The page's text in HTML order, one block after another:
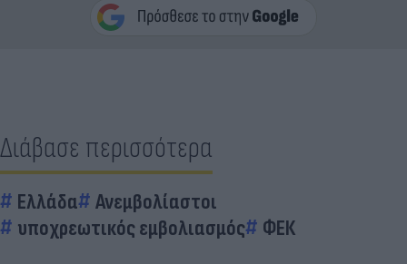
Διάβασε περισσότερα
Ελλάδα
Ανεμβολίαστοι
υποχρεωτικός εμβολιασμός
ΦΕΚ